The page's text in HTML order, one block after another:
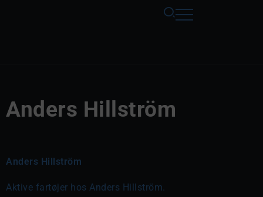
Anders Hillström
Anders Hillström
Aktive fartøjer hos Anders Hillström.